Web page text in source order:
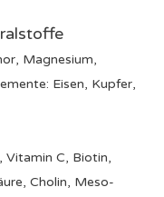
Magnesium,
Eisen, Kupfer,
Vitamin C, Biotin,
Cholin, Meso-